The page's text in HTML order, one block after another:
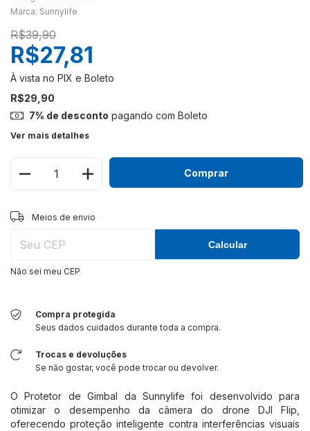
Marca: Sunnylife
R$39,90
R$29,90
R$27,81
7% de desconto pagando com Boleto
Ver mais detalhes
Entregas para o CEP:
Meios de envio
Calcular
Não sei meu CEP
Compra protegida
Seus dados cuidados durante toda a compra.
Trocas e devoluções
Se não gostar, você pode trocar ou devolver.
O Protetor de Gimbal da Sunnylife foi desenvolvido para
otimizar o desempenho da câmera do drone DJI Flip,
oferecendo proteção inteligente contra interferências visuais